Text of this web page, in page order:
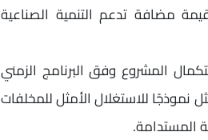
مضافة تدعم التنمية الصناعية
المشروع وفق البرنامج الزمني
نموذجًا للاستغلال الأمثل للمخلفات
المستدامة.